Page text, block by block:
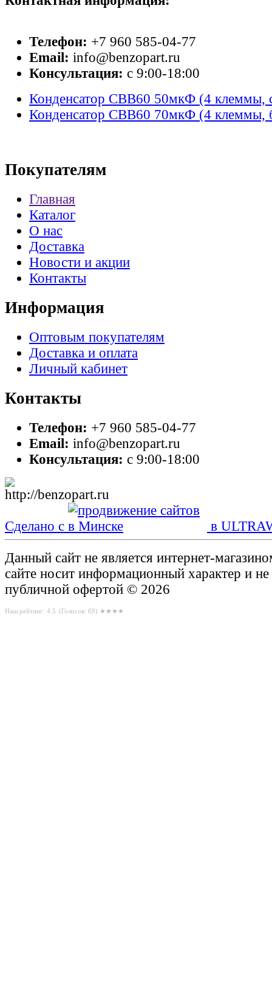
Телефон: +7 960 585-04-77
Email: info@benzopart.ru
Консультация: с 9:00-18:00
Конденсатор СВВ60 50мкФ (4 клеммы,
Конденсатор СВВ60 70мкФ (4 клеммы,
Покупателям
Главная
Каталог
О нас
Доставка
Новости и акции
Контакты
Информация
Оптовым покупателям
Доставка и оплата
Личный кабинет
Контакты
Телефон: +7 960 585-04-77
Email: info@benzopart.ru
Консультация: с 9:00-18:00
Сделано с в
Данный сайт не является интернет-
сайте носит информационный характер и не
публичной офертой © 2026
Наш рейтинг: 4.5 (Голосов: 69) ★★★★